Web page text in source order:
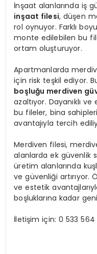
İnşaat alanlarında iş
inşaat filesi, düşen
rol oynuyor. Farklı
monte edilebilen bu
ortam oluşturuyor.
Apartmanlarda
için risk teşkil ediyor.
boşluğu merdiven
azaltıyor. Dayanıklı
bu fileler, bina
avantajıyla tercih
Merdiven filesi,
alanlarda ek güvenlik
üretim alanlarında
ve güvenliği artırıyor.
ve estetik
boşluklarına kadar
İletişim için: 0 533